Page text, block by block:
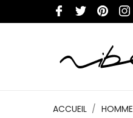
ACCUEIL HOMME